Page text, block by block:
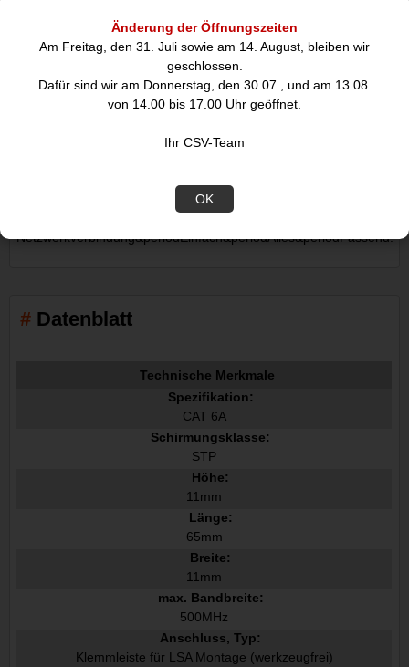
Änderung der Öffnungszeiten
Am Freitag, den 31. Juli sowie am 14. August, bleiben wir
geschlossen.
Dafür sind wir am Donnerstag, den 30.07., und am 13.08.
von 14.00 bis 17.00 Uhr geöffnet.
Ihr CSV-Team
OK
geschirmt, zum Verbinden von zwei Installationskabeln
Der Kabelverbinder ist auf eine 8-adrige
Verbindung&commaVerlängerung&commaReparatur oder
Umverlegung von Datenkabeln ausgelegt&periodDer große
schlanke Design&periodKabelverlängerungen können so auch
Kabelschächten&commavorgenommen werden&periodGoobay
Netzwerkverbindung&periodEinfach&periodAlles&periodPassend!
Datenblatt
Technische Merkmale
Spezifikation:
CAT 6A
Schirmungsklasse:
STP
Höhe:
11mm
Länge:
65mm
Breite:
11mm
max. Bandbreite:
500MHz
Anschluss, Typ:
Klemmleiste für LSA Montage (werkzeugfrei)